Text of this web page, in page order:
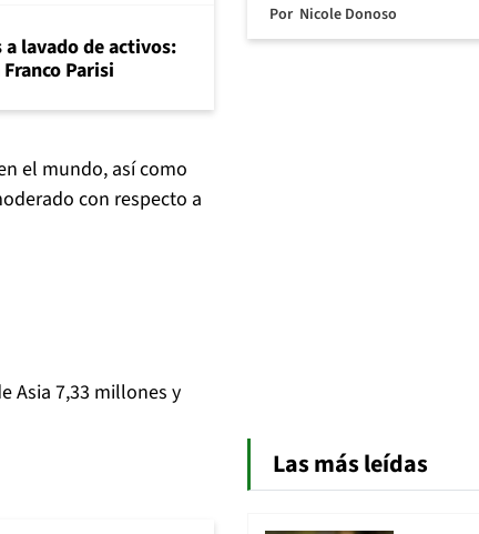
lavado de activos:
Parisi
el mundo, así como
con respecto a
Asia 7,33 millones y
Por Nicole Donoso
Las más leídas